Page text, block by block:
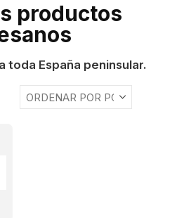
productos
toda España peninsular.